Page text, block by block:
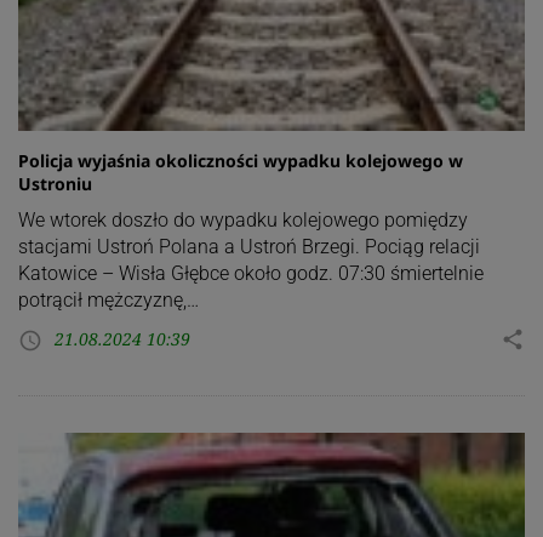
Policja wyjaśnia okoliczności wypadku kolejowego w
Ustroniu
We wtorek doszło do wypadku kolejowego pomiędzy
stacjami Ustroń Polana a Ustroń Brzegi. Pociąg relacji
Katowice – Wisła Głębce około godz. 07:30 śmiertelnie
potrącił mężczyznę,…
access_time 21.08.2024 10:39 share